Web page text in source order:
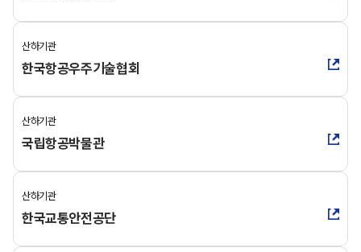
산하기관
한국항공우주기술협회
산하기관
국립항공박물관
산하기관
한국교통안전공단